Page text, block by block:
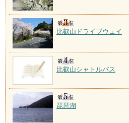
比叡山ドライブウェイ
比叡山シャトルバス
琵琶湖